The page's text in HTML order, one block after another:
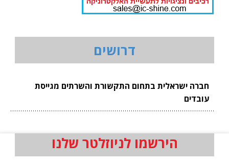
דרושים
חברה ישראלית בתחום התקשורת והשרתים מגייסת
עובדים
הירשמו לניוזלטר שלנו